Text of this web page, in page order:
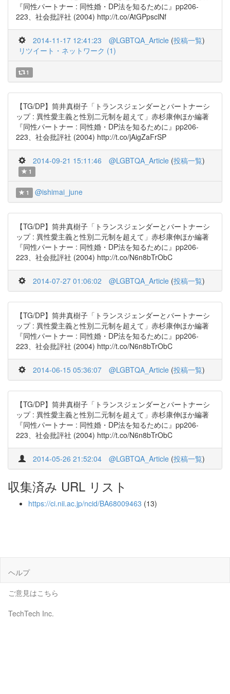
『同性パートナー : 同性婚・DP法を知るために』pp206-
223、社会批評社 (2004) http://t.co/AtGPpsclNf
2014-11-17 12:41:23 @LGBTQA_Article (投稿一覧)
リツイート・ネットワーク (1)
1
【TG/DP】筒井真樹子「トランスジェンダーとパートナーシ
ップ : 異性愛主義と性別二元制を超えて」赤杉康伸ほか編著
『同性パートナー : 同性婚・DP法を知るために』pp206-
223、社会批評社 (2004) http://t.co/jAigZaFrSP
2014-09-21 15:11:46 @LGBTQA_Article (投稿一覧)
1
1 @ishimai_june
【TG/DP】筒井真樹子「トランスジェンダーとパートナーシ
ップ : 異性愛主義と性別二元制を超えて」赤杉康伸ほか編著
『同性パートナー : 同性婚・DP法を知るために』pp206-
223、社会批評社 (2004) http://t.co/N6n8bTrObC
2014-07-27 01:06:02 @LGBTQA_Article (投稿一覧)
【TG/DP】筒井真樹子「トランスジェンダーとパートナーシ
ップ : 異性愛主義と性別二元制を超えて」赤杉康伸ほか編著
『同性パートナー : 同性婚・DP法を知るために』pp206-
223、社会批評社 (2004) http://t.co/N6n8bTrObC
2014-06-15 05:36:07 @LGBTQA_Article (投稿一覧)
【TG/DP】筒井真樹子「トランスジェンダーとパートナーシ
ップ : 異性愛主義と性別二元制を超えて」赤杉康伸ほか編著
『同性パートナー : 同性婚・DP法を知るために』pp206-
223、社会批評社 (2004) http://t.co/N6n8bTrObC
2014-05-26 21:52:04 @LGBTQA_Article (投稿一覧)
収集済み URL リスト
https://ci.nii.ac.jp/ncid/BA68009463 (13)
ヘルプ
ご意見はこちら
TechTech Inc.